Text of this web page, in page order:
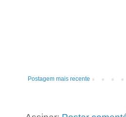
Postagem mais recente